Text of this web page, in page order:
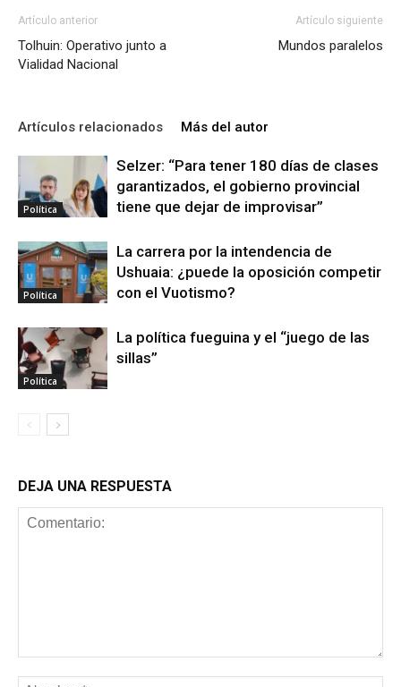
Artículo anterior
Tolhuin: Operativo junto a
Vialidad Nacional
Artículo siguiente
Mundos paralelos
Artículos relacionados Más del autor
Política
Selzer: “Para tener 180 días de clases
garantizados, el gobierno provincial
tiene que dejar de improvisar”
Política
La carrera por la intendencia de
Ushuaia: ¿puede la oposición competir
con el Vuotismo?
Política
La política fueguina y el “juego de las
sillas”
DEJA UNA RESPUESTA